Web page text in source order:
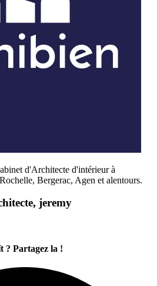
d'Architecte d'intérieur à
Bergerac, Agen et alentours.
jeremy
? Partagez la !